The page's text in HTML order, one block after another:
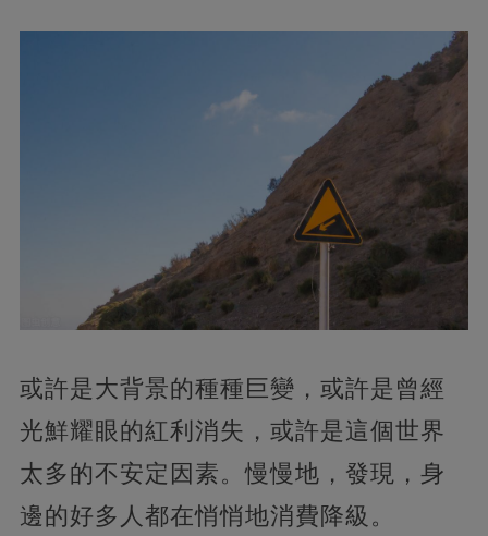
或許是大背景的種種巨變，或許是曾經
光鮮耀眼的紅利消失，或許是這個世界
太多的不安定因素。慢慢地，發現，身
邊的好多人都在悄悄地消費降級。